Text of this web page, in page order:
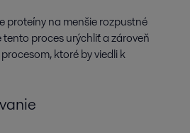
proteíny na menšie rozpustné
proces urýchliť a zároveň
ktoré by viedli k